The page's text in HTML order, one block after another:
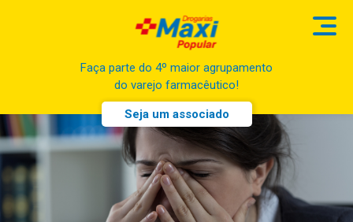
Faça parte do 4º maior agrupamento
do varejo farmacêutico!
Seja um associado